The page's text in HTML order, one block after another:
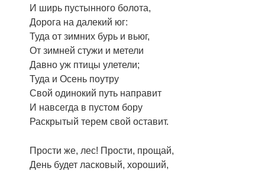
И ширь пустынного болота,
Дорога на далекий юг:
Туда от зимних бурь и вьюг,
От зимней стужи и метели
Давно уж птицы улетели;
Туда и Осень поутру
Свой одинокий путь направит
И навсегда в пустом бору
Раскрытый терем свой оставит.
Прости же, лес! Прости, прощай,
День будет ласковый, хороший,